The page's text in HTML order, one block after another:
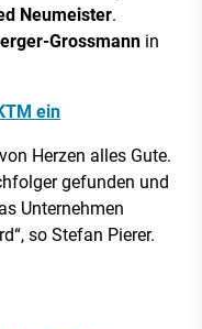
Neumeister.
Grossmann in
ein
Herzen alles Gute.
gefunden und
Unternehmen
so Stefan Pierer.